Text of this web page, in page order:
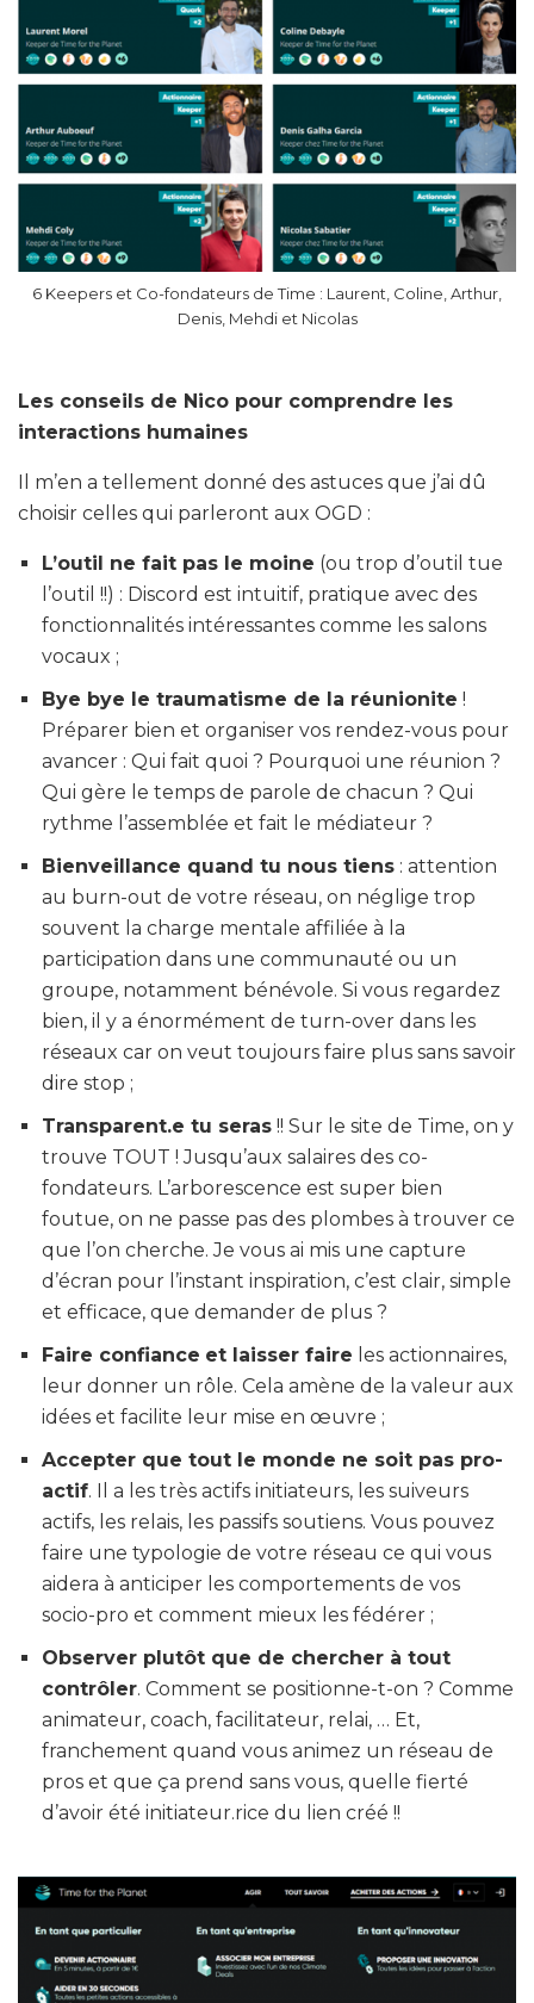
6 Keepers et Co-fondateurs de Time : Laurent, Coline, Arthur,
Denis, Mehdi et Nicolas
Les conseils de Nico pour comprendre les
interactions humaines
Il m’en a tellement donné des astuces que j’ai dû
choisir celles qui parleront aux OGD :
L’outil ne fait pas le moine (ou trop d’outil tue
l’outil !!) : Discord est intuitif, pratique avec des
fonctionnalités intéressantes comme les salons
vocaux ;
Bye bye le traumatisme de la réunionite !
Préparer bien et organiser vos rendez-vous pour
avancer : Qui fait quoi ? Pourquoi une réunion ?
Qui gère le temps de parole de chacun ? Qui
rythme l’assemblée et fait le médiateur ?
Bienveillance quand tu nous tiens : attention
au burn-out de votre réseau, on néglige trop
souvent la charge mentale affiliée à la
participation dans une communauté ou un
groupe, notamment bénévole. Si vous regardez
bien, il y a énormément de turn-over dans les
réseaux car on veut toujours faire plus sans savoir
dire stop ;
Transparent.e tu seras !! Sur le site de Time, on y
trouve TOUT ! Jusqu’aux salaires des co-
fondateurs. L’arborescence est super bien
foutue, on ne passe pas des plombes à trouver ce
que l’on cherche. Je vous ai mis une capture
d’écran pour l’instant inspiration, c’est clair, simple
et efficace, que demander de plus ?
Faire confiance et laisser faire les actionnaires,
leur donner un rôle. Cela amène de la valeur aux
idées et facilite leur mise en œuvre ;
Accepter que tout le monde ne soit pas pro-
actif. Il a les très actifs initiateurs, les suiveurs
actifs, les relais, les passifs soutiens. Vous pouvez
faire une typologie de votre réseau ce qui vous
aidera à anticiper les comportements de vos
socio-pro et comment mieux les fédérer ;
Observer plutôt que de chercher à tout
contrôler. Comment se positionne-t-on ? Comme
animateur, coach, facilitateur, relai, … Et,
franchement quand vous animez un réseau de
pros et que ça prend sans vous, quelle fierté
d’avoir été initiateur.rice du lien créé !!